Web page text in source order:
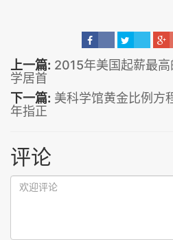
上一篇: 2015年美国起薪最
学居首
下一篇: 美科学馆黄金比例方
年指正
评论